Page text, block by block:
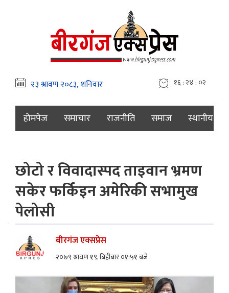
१६ : २४ : ०३
होमपेज समाचार राजनीति समाज स्थानीय
छोटो र विवादास्पद ताइवान भ्रमण
सकेर फर्किइन अमेरिकी सभामुख
पेलोसी
बीरगंज एक्सप्रेस
२०७९ श्रावण १९, बिहीबार ०१:५१ बजे